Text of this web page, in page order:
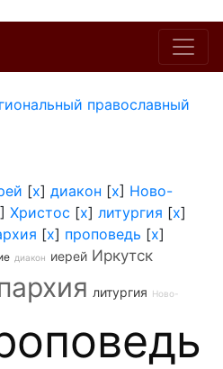
православный
[x] диакон [x] Ново-
] Христос [x] литургия [x]
[x] проповедь [x]
диакон иерей Иркутск
литургия Ново-